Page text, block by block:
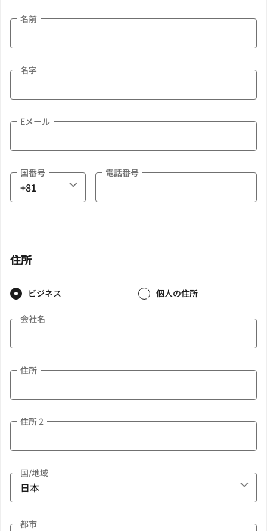
名前
名字
Eメール
国番号 電話番号
住所
ビジネス 個人の住所
会社名
住所
住所 2
国/地域
都市